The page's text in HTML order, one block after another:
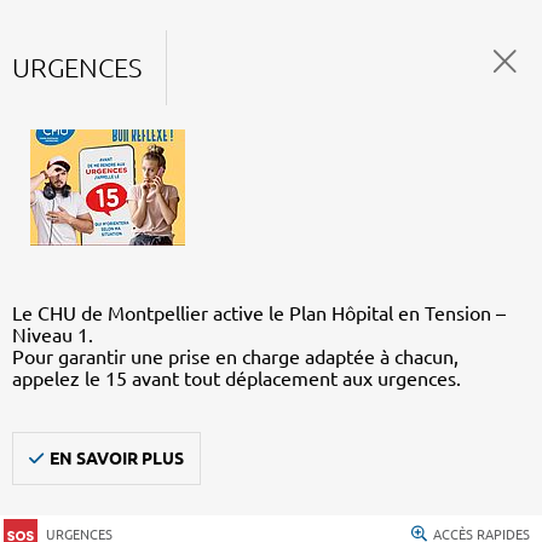
URGENCES
Le CHU de Montpellier active le Plan Hôpital en Tension –
Niveau 1.
Pour garantir une prise en charge adaptée à chacun,
appelez le 15 avant tout déplacement aux urgences.
EN SAVOIR PLUS
URGENCES ACCÈS RAPIDES